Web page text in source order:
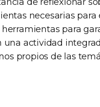
necesarias para
para
actividad
propios de las